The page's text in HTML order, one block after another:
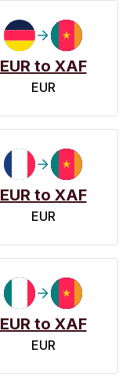
EUR to XAF
EUR
EUR to XAF
EUR
EUR to XAF
EUR